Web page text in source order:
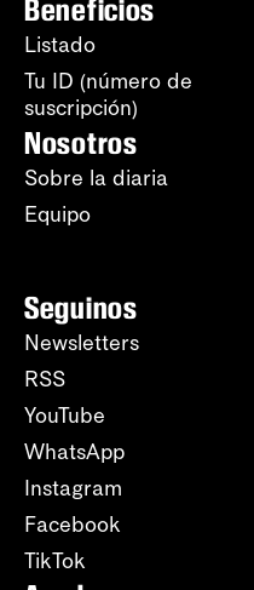
Beneficios
Listado
Tu ID (número de
suscripción)
Nosotros
Sobre la diaria
Equipo
Seguinos
Newsletters
RSS
YouTube
WhatsApp
Instagram
Facebook
TikTok